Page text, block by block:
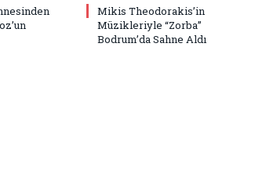
Mikis Theodorakis’in
Müzikleriyle “Zorba”
Bodrum’da Sahne Aldı